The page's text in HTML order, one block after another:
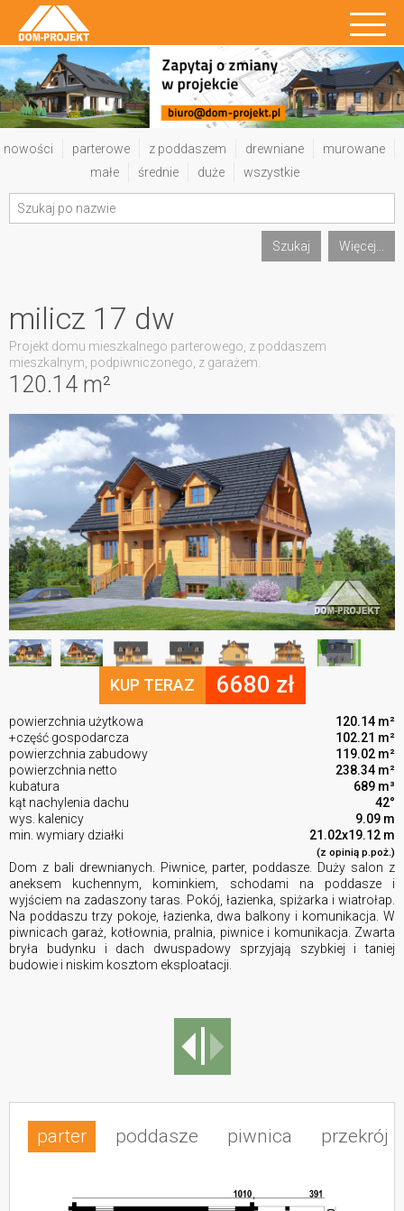
nowości parterowe z poddaszem drewniane
murowane
małe
średnie duże wszystkie
Szukaj Więcej...
120.14 m²
milicz 17 dw
Projekt domu mieszkalnego parterowego, z poddaszem
mieszkalnym, podpiwniczonego, z garażem.
KUP TERAZ 6680 zł
powierzchnia użytkowa
120.14 m²
+część gospodarcza
102.21 m²
powierzchnia zabudowy
119.02 m²
powierzchnia netto
238.34 m²
kubatura
689 m³
kąt nachylenia dachu
42°
wys. kalenicy
9.09 m
min. wymiary działki
21.02x19.12 m
(z opinią p.poż.)
Dom z bali drewnianych. Piwnice, parter, poddasze. Duży salon z
aneksem kuchennym, kominkiem, schodami na poddasze i
wyjściem na zadaszony taras. Pokój, łazienka, spiżarka i wiatrołap.
Na poddaszu trzy pokoje, łazienka, dwa balkony i komunikacja. W
piwnicach garaż, kotłownia, pralnia, piwnice i komunikacja. Zwarta
bryła budynku i dach dwuspadowy sprzyjają szybkiej i taniej
budowie i niskim kosztom eksploatacji.
parter poddasze piwnica przekrój